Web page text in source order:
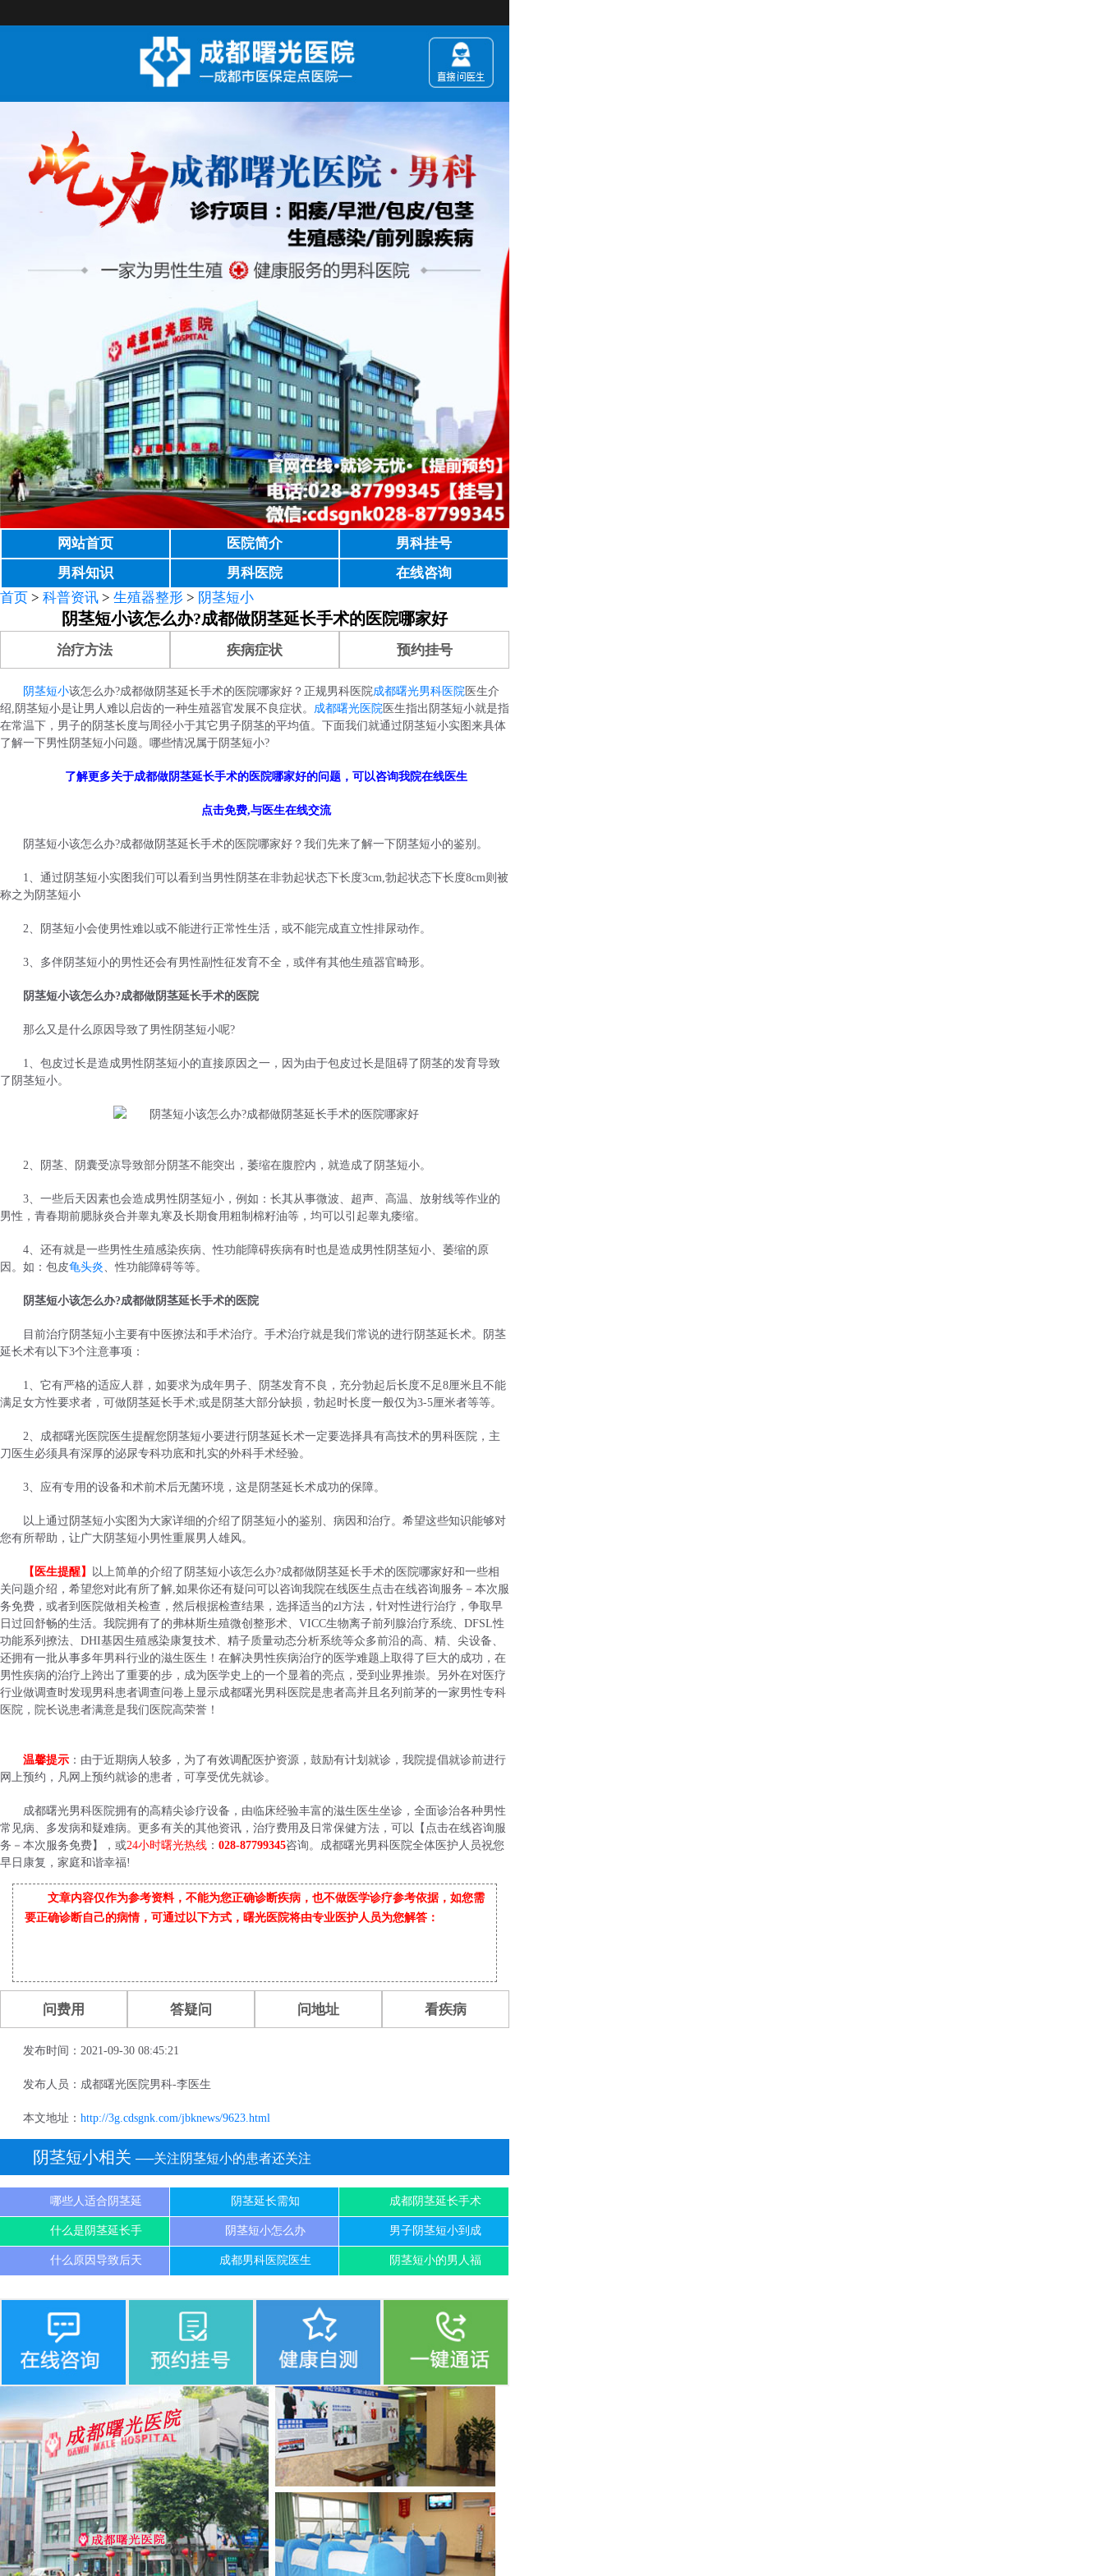
网站首页 医院简介
男科挂号
男科知识
男科医院
在线咨询
首页 > 科普资讯 > 生殖器整形 > 阴茎短小
阴茎短小该怎么办?成都做阴茎延长手术的医院哪家好
治疗方法 疾病症状 预约挂号
阴茎短小该怎么办?成都做阴茎延长手术的医院哪家好？正规男科医院成都曙光男科医院 医生介
绍,阴茎短小是让男人难以启齿的一种生殖器官发展不良症状。 成都曙光医院 医生指出阴茎短小就是指
在常温下，男子的阴茎长度与周径小于其它男子阴茎的平均值。下面我们就通过阴茎短小实图来具体
了解一下男性阴茎短小问题。哪些情况属于阴茎短小?
了解更多关于成都做阴茎延长手术的医院哪家好的问题，可以咨询我院在线医生
点击免费,与医生在线交流
阴茎短小该怎么办?成都做阴茎延长手术的医院哪家好？我们先来了解一下阴茎短小的鉴别。
1、通过阴茎短小实图我们可以看到当男性阴茎在非勃起状态下长度3cm,勃起状态下长度8cm则被
称之为阴茎短小
2、阴茎短小会使男性难以或不能进行正常性生活，或不能完成直立性排尿动作。
3、多伴阴茎短小的男性还会有男性副性征发育不全，或伴有其他生殖器官畸形。
阴茎短小该怎么办?成都做阴茎延长手术的医院
那么又是什么原因导致了男性阴茎短小呢?
1、包皮过长是造成男性阴茎短小的直接原因之一，因为由于包皮过长是阻碍了阴茎的发育导致
了阴茎短小。
2、阴茎、阴囊受凉导致部分阴茎不能突出，萎缩在腹腔内，就造成了阴茎短小。
3、一些后天因素也会造成男性阴茎短小，例如：长其从事微波、超声、高温、放射线等作业的
男性，青春期前腮脉炎合并睾丸寒及长期食用粗制棉籽油等，均可以引起睾丸痿缩。
4、还有就是一些男性生殖感染疾病、性功能障碍疾病有时也是造成男性阴茎短小、萎缩的原
因。如：包皮龟头炎、性功能障碍等等。
阴茎短小该怎么办?成都做阴茎延长手术的医院
目前治疗阴茎短小主要有中医撩法和手术治疗。手术治疗就是我们常说的进行阴茎延长术。阴茎
延长术有以下3个注意事项：
1、它有严格的适应人群，如要求为成年男子、阴茎发育不良，充分勃起后长度不足8厘米且不能
满足女方性要求者，可做阴茎延长手术;或是阴茎大部分缺损，勃起时长度一般仅为3-5厘米者等等。
2、成都曙光医院医生提醒您阴茎短小要进行阴茎延长术一定要选择具有高技术的男科医院，主
刀医生必须具有深厚的泌尿专科功底和扎实的外科手术经验。
3、应有专用的设备和术前术后无菌环境，这是阴茎延长术成功的保障。
以上通过阴茎短小实图为大家详细的介绍了阴茎短小的鉴别、病因和治疗。希望这些知识能够对
您有所帮助，让广大阴茎短小男性重展男人雄风。
【医生提醒】
以上简单的介绍了阴茎短小该怎么办?成都做阴茎延长手术的医院哪家好和一些相
关问题介绍，希望您对此有所了解,如果你还有疑问可以咨询我院在线医生点击在线咨询服务－本次服
务免费，或者到医院做相关检查，然后根据检查结果，选择适当的zl方法，针对性进行治疗，争取早
日过回舒畅的生活。我院拥有了的弗林斯生殖微创整形术、VICC生物离子前列腺治疗系统、DFSL性
功能系列撩法、DHI基因生殖感染康复技术、精子质量动态分析系统等众多前沿的高、精、尖设备、
还拥有一批从事多年男科行业的滋生医生！在解决男性疾病治疗的医学难题上取得了巨大的成功，在
男性疾病的治疗上跨出了重要的步，成为医学史上的一个显着的亮点，受到业界推崇。另外在对医疗
行业做调查时发现男科患者调查问卷上显示成都曙光男科医院是患者高并且名列前茅的一家男性专科
医院，院长说患者满意是我们医院高荣誉！
温馨提示 ：由于近期病人较多，为了有效调配医护资源，鼓励有计划就诊，我院提倡就诊前进行
网上预约，凡网上预约就诊的患者，可享受优先就诊。
成都曙光男科医院拥有的高精尖诊疗设备，由临床经验丰富的滋生医生坐诊，全面诊治各种男性
常见病、多发病和疑难病。更多有关的其他资讯，治疗费用及日常保健方法，可以【点击在线咨询服
务－本次服务免费】，或24小时曙光热线 ： 028-87799345咨询。成都曙光男科医院全体医护人员祝您
早日康复，家庭和谐幸福!
文章内容仅作为参考资料，不能为您正确诊断疾病，也不做医学诊疗参考依据，如您需
要正确诊断自己的病情，可通过以下方式，曙光医院将由专业医护人员为您解答：
问费用 答疑问 问地址 看疾病
发布时间：2021-09-30 08:45:21
发布人员：成都曙光医院男科-李医生
本文地址： http://3g.cdsgnk.com/jbknews/9623.html
阴茎短小相关 ──关注阴茎短小的患者还关注
哪些人适合阴茎延 阴茎延长需知 成都阴茎延长手术
什么是阴茎延长手 阴茎短小怎么办 男子阴茎短小到成
什么原因导致后天 成都男科医院医生 阴茎短小的男人福